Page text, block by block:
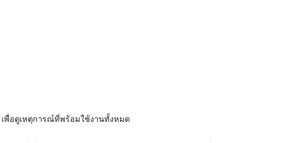
เพื่อดูเหตุการณ์ที่พร้อมใช้งานทั้งหมด